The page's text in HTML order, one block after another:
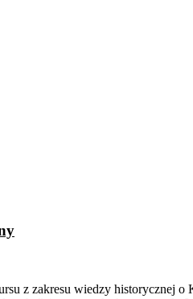
z zakresu wiedzy historycznej